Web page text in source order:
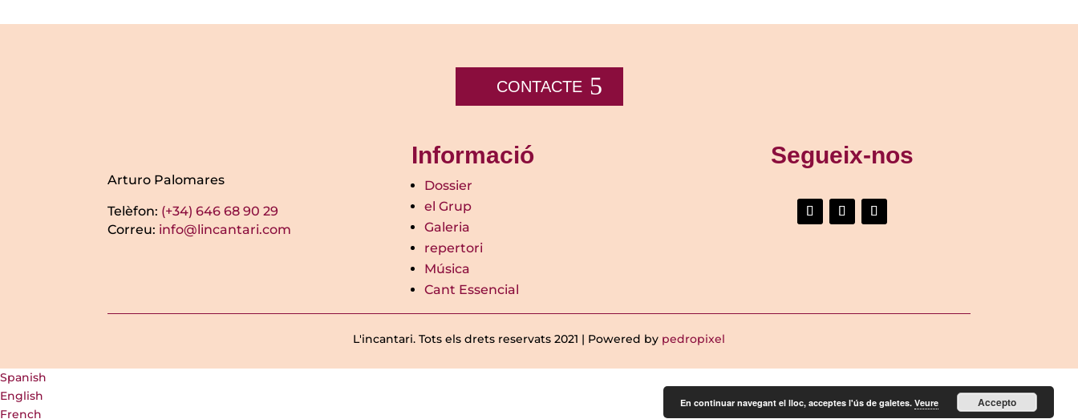
CONTACTE
Arturo Palomares
Telèfon: (+34) 646 68 90 29
Correu: info@lincantari.com
Informació
Dossier
el Grup
Galeria
repertori
Música
Cant Essencial
Segueix-nos
L'incantari. Tots els drets reservats 2021 | Powered by pedropixel
Spanish
English
French
En continuar navegant el lloc, acceptes l'ús de galetes. Veure Accepto